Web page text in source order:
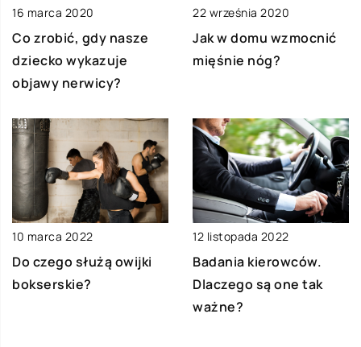
16 marca 2020
Co zrobić, gdy nasze
dziecko wykazuje
objawy nerwicy?
22 września 2020
Jak w domu wzmocnić
mięśnie nóg?
10 marca 2022
Do czego służą owijki
bokserskie?
12 listopada 2022
Badania kierowców.
Dlaczego są one tak
ważne?